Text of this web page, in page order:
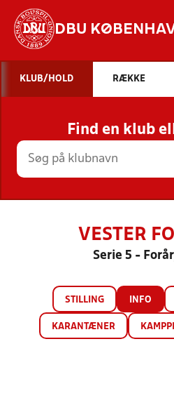
DBU
STILLINGER,
HOLD
KLUB/HOLD RÆKKE
Find en klub
VESTER
Serie 5 -
STILLING INFO
KARANTÆNER